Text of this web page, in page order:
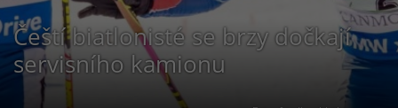
Čeští biatlonisté se brzy dočkají
servisního kamionu